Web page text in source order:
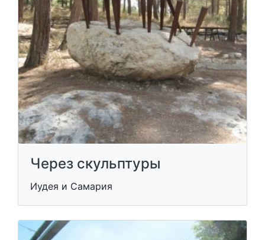
Через скульптуры
Иудея и Самария